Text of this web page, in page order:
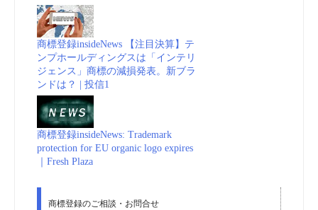
商標登録insideNews 【注目決算】テ
ンプホールディングスは「インテリ
ジェンス」商標の減損発表。新ブラ
ンドは？ | 投信1
商標登録insideNews: Trademark
protection for EU organic logo expires
｜Fresh Plaza
商標登録のご相談・お問合せ